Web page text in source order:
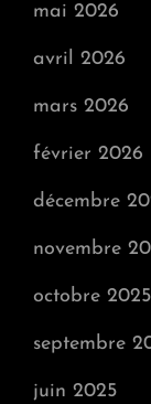
mai 2026
avril 2026
mars 2026
février 2026
décembre
novembre
octobre 2025
septembre
juin 2025